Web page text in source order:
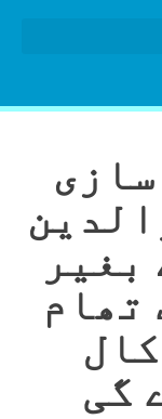
تھام
گی